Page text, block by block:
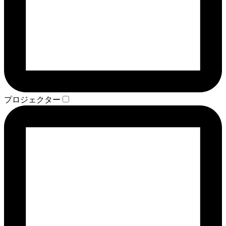
プロジェクター